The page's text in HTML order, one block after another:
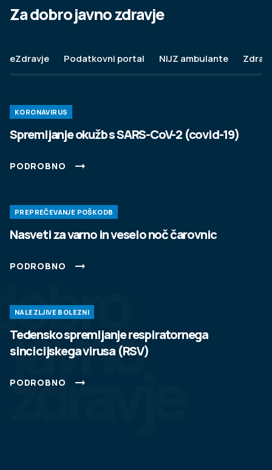
javno
zdravje
Za dobro javno zdravje
eZdravje Podatkovni portal NIJZ ambulante
KORONAVIRUS
Spremljanje okužb s SARS-CoV-2 (covid-19)
PODROBNO
PREPREČEVANJE POŠKODB
Nasveti za varno in veselo noč čarovnic
PODROBNO
NALEZLJIVE BOLEZNI
Tedensko spremljanje respiratornega
sincicijskega virusa (RSV)
PODROBNO